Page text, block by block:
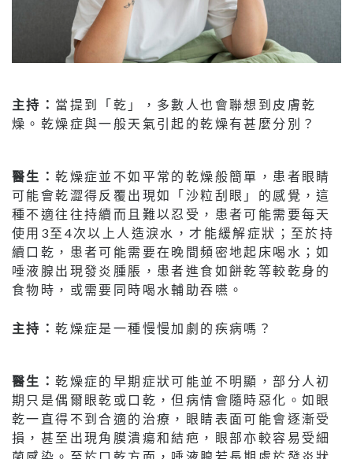
主持： 當提到「乾」，多數人也會聯想到皮膚乾
燥。乾燥症與一般天氣引起的乾燥有甚麼分別？
醫生：乾燥症並不如平常的乾燥般簡單，患者眼睛
可能會乾澀得反覆出現如「沙粒刮眼」的感覺，這
種不適往往持續而且難以忍受，患者可能需要每天
使用3至4次以上人造淚水，才能緩解症狀；至於持
續口乾，患者可能需要在晚間頻密地起床喝水；如
唾液腺出現發炎腫脹，患者進食如餅乾等較乾身的
食物時，或需要同時喝水輔助吞嚥。
主持：乾燥症是一種慢慢加劇的疾病嗎？
醫生：乾燥症的早期症狀可能並不明顯，部分人初
期只是偶爾眼乾或口乾，但病情會隨時惡化。如眼
乾一直得不到合適的治療，眼睛表面可能會逐漸受
損，甚至出現角膜潰瘍和結疤，眼部亦較容易受細